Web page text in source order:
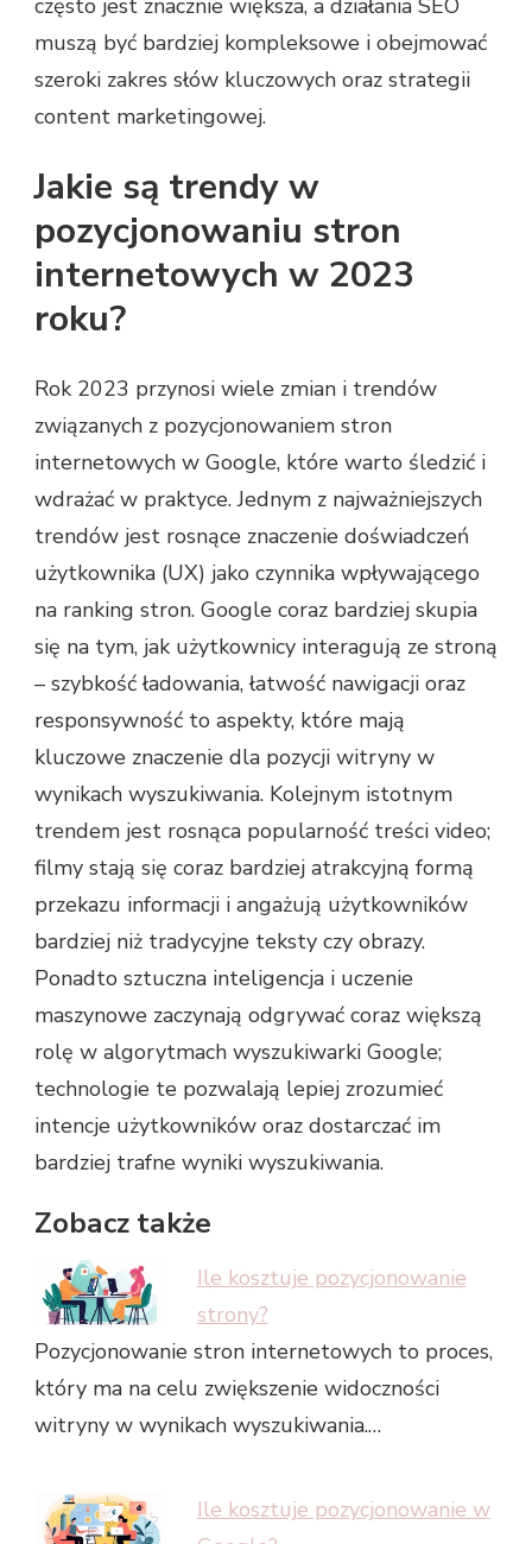
często jest znacznie większa, a działania SEO
muszą być bardziej kompleksowe i obejmować
szeroki zakres słów kluczowych oraz strategii
content marketingowej.
Jakie są trendy w
pozycjonowaniu stron
internetowych w 2023
roku?
Rok 2023 przynosi wiele zmian i trendów
związanych z pozycjonowaniem stron
internetowych w Google, które warto śledzić i
wdrażać w praktyce. Jednym z najważniejszych
trendów jest rosnące znaczenie doświadczeń
użytkownika (UX) jako czynnika wpływającego
na ranking stron. Google coraz bardziej skupia
się na tym, jak użytkownicy interagują ze stroną
– szybkość ładowania, łatwość nawigacji oraz
responsywność to aspekty, które mają
kluczowe znaczenie dla pozycji witryny w
wynikach wyszukiwania. Kolejnym istotnym
trendem jest rosnąca popularność treści video;
filmy stają się coraz bardziej atrakcyjną formą
przekazu informacji i angażują użytkowników
bardziej niż tradycyjne teksty czy obrazy.
Ponadto sztuczna inteligencja i uczenie
maszynowe zaczynają odgrywać coraz większą
rolę w algorytmach wyszukiwarki Google;
technologie te pozwalają lepiej zrozumieć
intencje użytkowników oraz dostarczać im
bardziej trafne wyniki wyszukiwania.
Zobacz także
Ile kosztuje pozycjonowanie
strony?
Pozycjonowanie stron internetowych to proces,
który ma na celu zwiększenie widoczności
witryny w wynikach wyszukiwania.…
Ile kosztuje pozycjonowanie w